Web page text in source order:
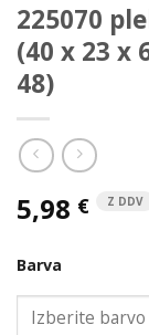
225070
(40 x 23 x
48)
5,98 € Z DDV
Barva